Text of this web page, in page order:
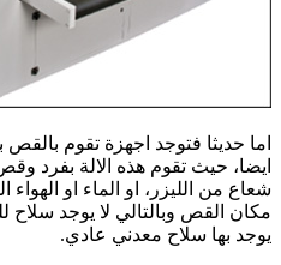
اما حديثا فتوجد اجهزة تقوم
ايضا، حيث تقوم هذه الالة بفرد
شعاع من الليزر، او الماء او
مكان القص وبالتالي لا يوجد
يوجد بها سلاح معدني عادي.